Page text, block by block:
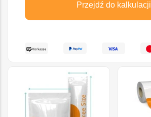
Przejdź do kalkulacji